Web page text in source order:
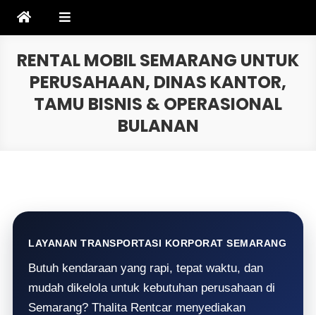
RENTAL MOBIL SEMARANG UNTUK
PERUSAHAAN, DINAS KANTOR,
TAMU BISNIS & OPERASIONAL
BULANAN
LAYANAN TRANSPORTASI KORPORAT SEMARANG
Butuh kendaraan yang rapi, tepat waktu, dan
mudah dikelola untuk kebutuhan perusahaan di
Semarang? Thalita Rentcar menyediakan